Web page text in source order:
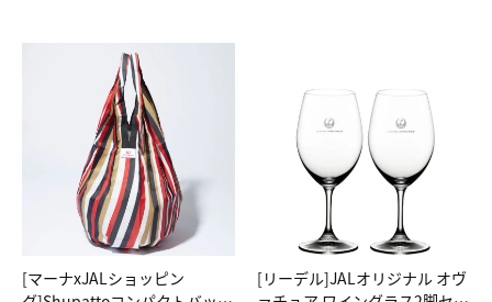
[マーナxJALショッピン
[リーデル]JALオリジナル オヴ